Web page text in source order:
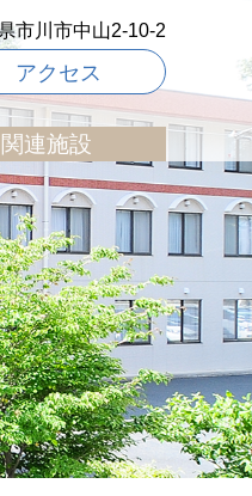
アクセス
市川市中山2-10-2
関連施設